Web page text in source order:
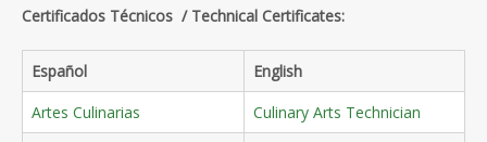
Certificados Técnicos / Technical Certificates:
Español
English
Artes Culinarias
Culinary Arts Technician